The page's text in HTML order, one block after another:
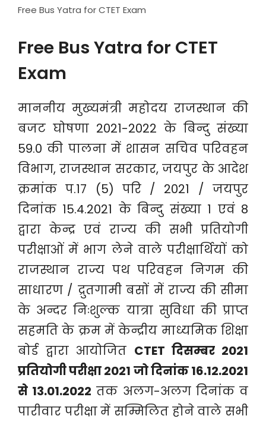
Free Bus Yatra for CTET Exam
Free Bus Yatra for CTET
Exam
माननीय मुख्यमंत्री महोदय राजस्थान की
बजट घोषणा 2021-2022 के बिन्दु संख्या
59.0 की पालना में शासन सचिव परिवहन
विभाग, राजस्थान सरकार, जयपुर के आदेश
क्रमांक प.17 (5) परि / 2021 / जयपुर
दिनांक 15.4.2021 के बिन्दु संख्या 1 एवं 8
द्वारा केन्द्र एवं राज्य की सभी प्रतियोगी
परीक्षाओं में भाग लेने वाले परीक्षार्थियों को
राजस्थान राज्य पथ परिवहन निगम की
साधारण / द्रुतगामी बसों में राज्य की सीमा
के अन्दर निःशुल्क यात्रा सुविधा की प्राप्त
सहमति के क्रम में केन्द्रीय माध्यमिक शिक्षा
बोर्ड द्वारा आयोजित CTET दिसम्बर 2021
प्रतियोगी परीक्षा 2021 जो दिनांक 16.12.2021
से 13.01.2022 तक अलग-अलग दिनांक व
पारीवार परीक्षा में सम्मिलित होने वाले सभी